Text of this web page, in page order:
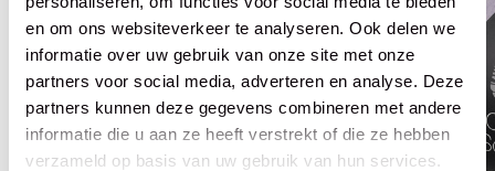
en om ons websiteverkeer te analyseren. Ook delen we
informatie over uw gebruik van onze site met onze
partners voor social media, adverteren en analyse. Deze
partners kunnen deze gegevens combineren met andere
informatie die u aan ze heeft verstrekt of die ze hebben
verzameld op basis van uw gebruik van hun services.